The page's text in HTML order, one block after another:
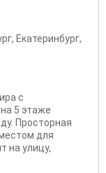
, Екатеринбург,
с
5 этаже
Просторная
для
на улицу,